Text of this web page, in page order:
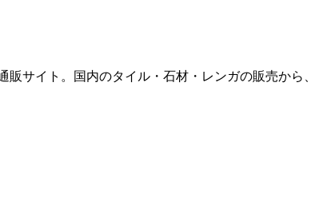
販サイト。国内のタイル・石材・レンガの販売から